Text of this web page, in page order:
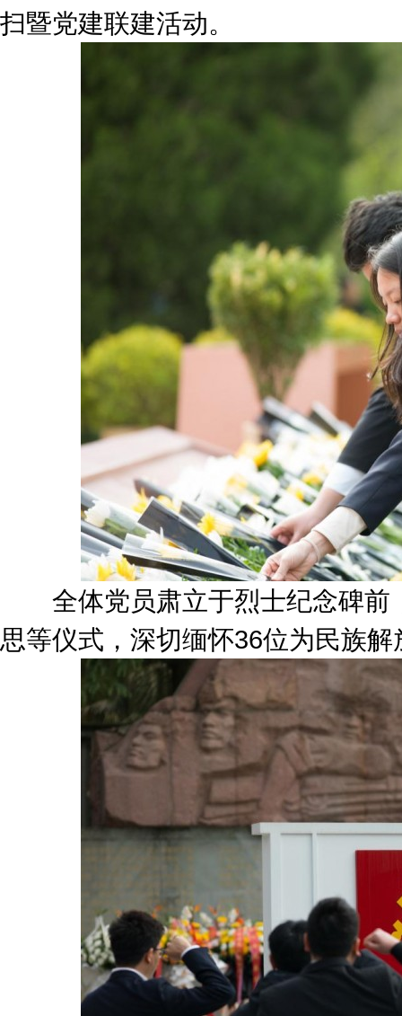
扫暨党建联建活动。
全体党员肃立于烈士纪念碑前
思等仪式，深切缅怀36位为民族